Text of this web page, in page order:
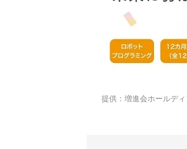
提供：増進会ホールディ